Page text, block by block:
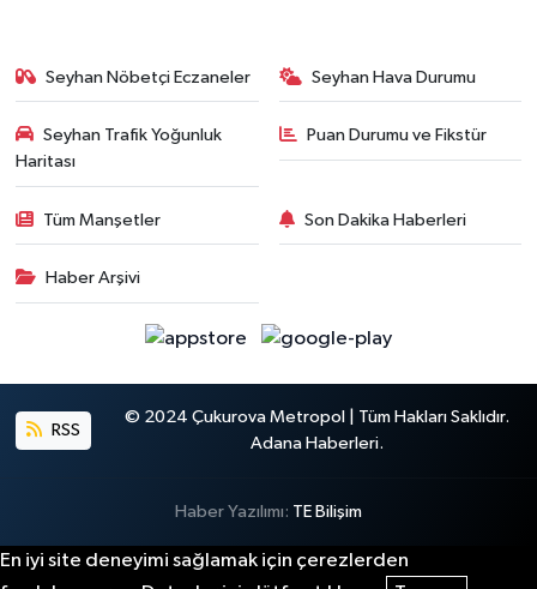
Seyhan Nöbetçi Eczaneler Seyhan Hava Durumu
Seyhan Trafik Yoğunluk
Haritası
Puan Durumu ve Fikstür
Tüm Manşetler Son Dakika Haberleri
Haber Arşivi
RSS
© 2024 Çukurova Metropol | Tüm Hakları Saklıdır.
Adana Haberleri.
Haber Yazılımı: TE Bilişim
En iyi site deneyimi sağlamak için çerezlerden